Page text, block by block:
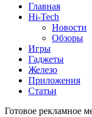
Главная
Hi-Tech
Новости
Обзоры
Игры
Гаджеты
Железо
Приложения
Статьи
Готовое рекламное